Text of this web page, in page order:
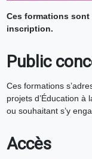
Ces formations sont
inscription.
Public
Ces formations
projets d’Éducation à
ou souhaitant s’y
Accès